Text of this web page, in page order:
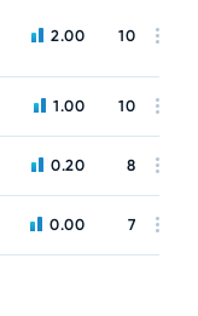
2.00 10
1.00 10
0.20 8
0.00 7